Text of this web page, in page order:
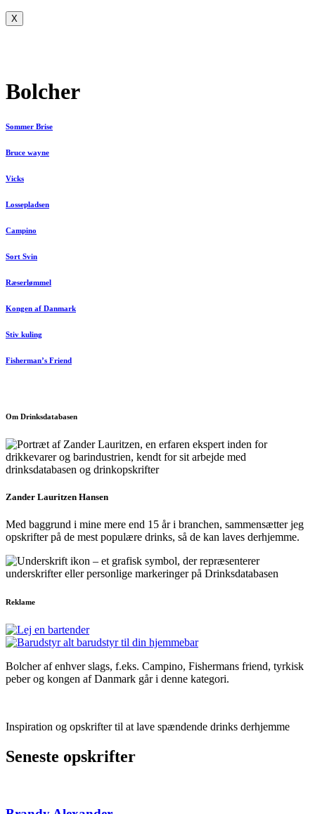
X
Bolcher
Sommer Brise
Bruce wayne
Vicks
Lossepladsen
Campino
Sort Svin
Ræserlømmel
Kongen af Danmark
Stiv kuling
Fisherman’s Friend
Om Drinksdatabasen
Zander Lauritzen Hansen
Med baggrund i mine mere end 15 år i branchen, sammensætter jeg
opskrifter på de mest populære drinks, så de kan laves derhjemme.
Reklame
Bolcher af enhver slags, f.eks. Campino, Fishermans friend, tyrkisk
peber og kongen af Danmark går i denne kategori.
Inspiration og opskrifter til at lave spændende drinks derhjemme
Seneste opskrifter